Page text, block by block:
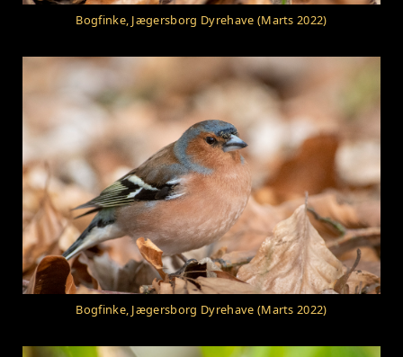
Bogfinke, Jægersborg Dyrehave (Marts 2022)
Bogfinke, Jægersborg Dyrehave (Marts 2022)